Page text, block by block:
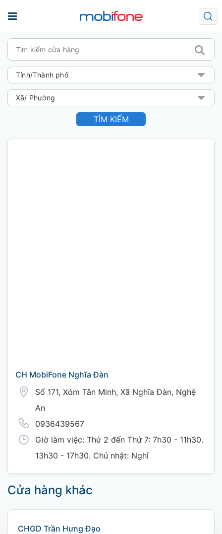
TÌM KIẾM
CH MobiFone Nghĩa Đàn
Số 171, Xóm Tân Minh, Xã Nghĩa Đàn, Nghệ
An
0936439567
Giờ làm việc: Thứ 2 đến Thứ 7: 7h30 - 11h30.
13h30 - 17h30. Chủ nhật: Nghỉ
Cửa hàng khác
CHGD Trần Hưng Đạo